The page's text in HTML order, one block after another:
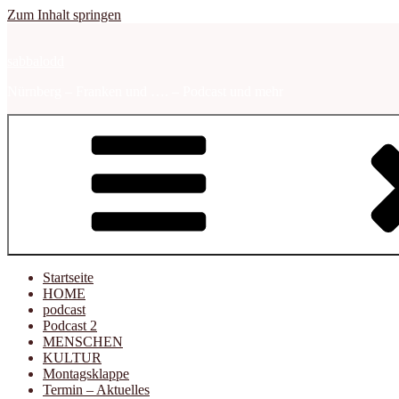
Zum Inhalt springen
Startseite
HOME
podcast
Podcast 2
MENSCHEN
KULTUR
Montagsklappe
Termin – Aktuelles